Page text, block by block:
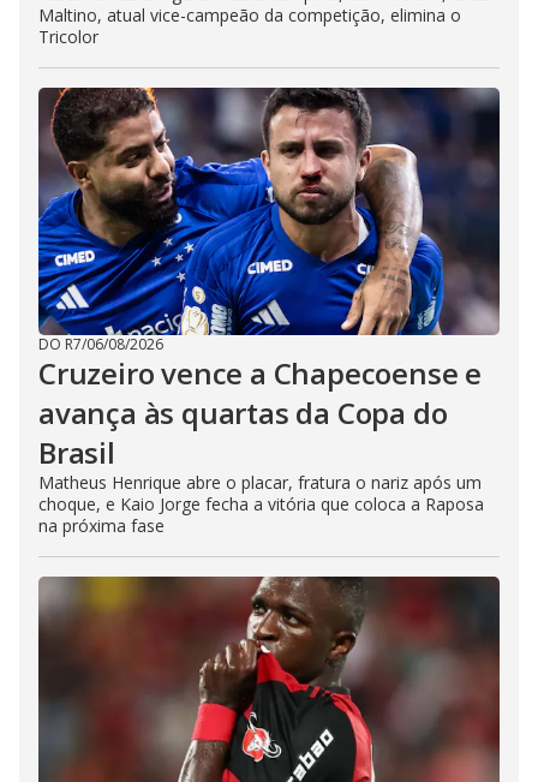
Maltino, atual vice-campeão da competição, elimina o
Tricolor
DO R7/06/08/2026
Cruzeiro vence a Chapecoense e
avança às quartas da Copa do
Brasil
Matheus Henrique abre o placar, fratura o nariz após um
choque, e Kaio Jorge fecha a vitória que coloca a Raposa
na próxima fase